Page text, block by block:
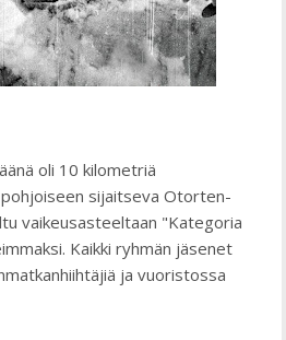
oli 10 kilometriä
sijaitseva Otorten-
vaikeusasteeltaan "Kategoria
Kaikki ryhmän jäsenet
ja vuoristossa